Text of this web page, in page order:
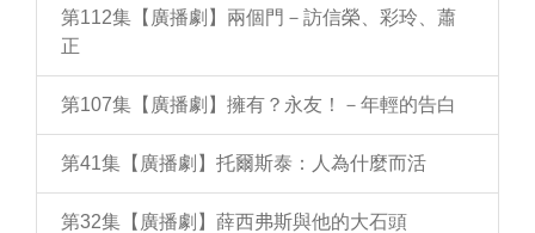
第112集【廣播劇】兩個門－訪信榮、彩玲、蕭
正
第107集【廣播劇】擁有？永友！－年輕的告白
第41集【廣播劇】托爾斯泰：人為什麼而活
第32集【廣播劇】薛西弗斯與他的大石頭